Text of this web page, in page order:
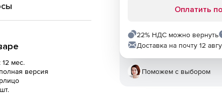
мес.
версия
Оплатить
22% НДС можно вернуть
Доставка на почту 12
Поможем с выбором